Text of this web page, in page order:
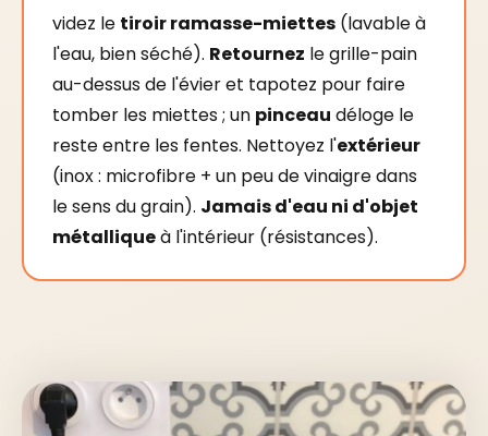
videz le tiroir ramasse-miettes (lavable à
l'eau, bien séché). Retournez le grille-pain
au-dessus de l'évier et tapotez pour faire
tomber les miettes ; un pinceau déloge le
reste entre les fentes. Nettoyez l'extérieur
(inox : microfibre + un peu de vinaigre dans
le sens du grain). Jamais d'eau ni d'objet
métalliqueà l'intérieur (résistances).